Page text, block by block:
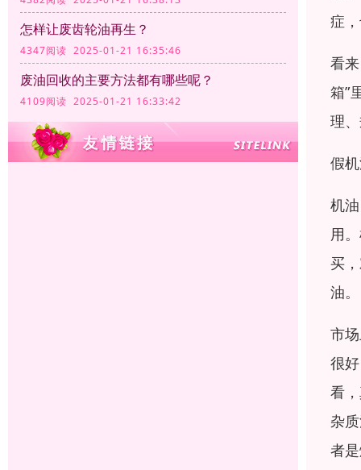
怎样让废齿轮油再生？
4347阅读 2025-01-21 16:35:46
废油回收的主要方法都有哪些呢？
4109阅读 2025-01-21 16:33:42
症
看
箱”
理
假
机
用
买
油。
市
很
看
杂
者